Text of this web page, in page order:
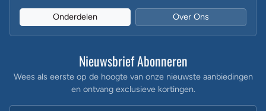
Onderdelen Over Ons
Nieuwsbrief Abonneren
Wees als eerste op de hoogte van onze nieuwste aanbiedingen
en ontvang exclusieve kortingen.